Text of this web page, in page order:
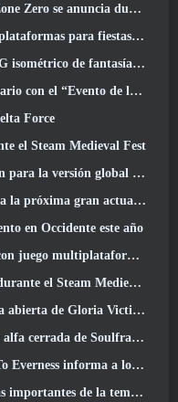
la versión 2.8 Programa Especial
de Xbox, Comienza el reclutamiento Beta
oscura, Brasas de los sin corona
de la Universidad Maple”
Force
el Steam Medieval Fest
de ciencia ficción RF Online Next
de Palia The Royal Highlands
en Occidente este año
multiplataforma completo
el Steam Medieval Fest
Gloria Victis comienza hoy
cerrada de Soulframe
qué esperar en los lanzamientos
de la temporada 7.5